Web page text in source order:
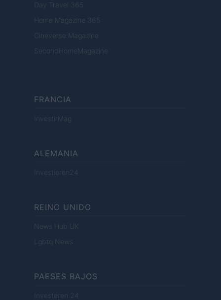
Day Travel 365
Home Magazine 365
Cineverse Magazine
SecondHomeMagazine
FRANCIA
InvestirMag
ALEMANIA
Investieren24
REINO UNIDO
News Hub UK
Lgbtq News
PAESES BAJOS
Investeren 24